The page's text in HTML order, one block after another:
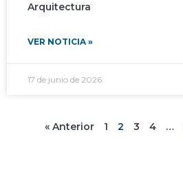
Arquitectura
VER NOTICIA »
17 de junio de 2026
« Anterior 1 2 3 4 …